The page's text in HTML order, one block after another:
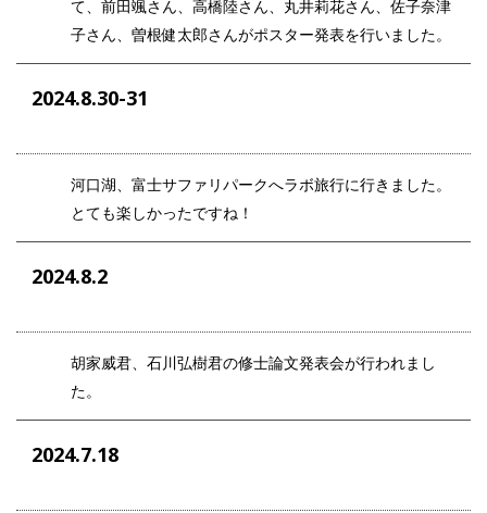
て、前田颯さん、高橋陸さん、丸井莉花さん、佐子奈津
子さん、曽根健太郎さんがポスター発表を行いました。
2024.8.30-31
河口湖、富士サファリパークへラボ旅行に行きました。
とても楽しかったですね！
2024.8.2
胡家威君、石川弘樹君の修士論文発表会が行われまし
た。
2024.7.18